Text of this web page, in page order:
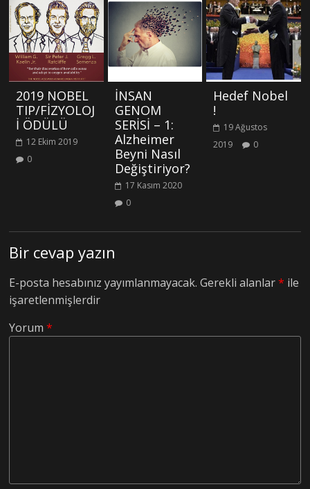
2019 NOBEL
TIP/FİZYOLOJ
İ ÖDÜLÜ
12 Ekim 2019
0
İNSAN
GENOM
SERİSİ – 1:
Alzheimer
Beyni Nasıl
Değiştiriyor?
17 Kasım 2020
0
Hedef Nobel
!
19 Ağustos
2019
0
Bir cevap yazın
E-posta hesabınız yayımlanmayacak. Gerekli alanlar* ile
işaretlenmişlerdir
Yorum*